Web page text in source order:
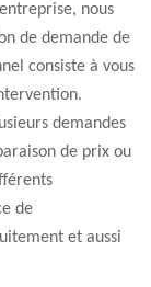
nous
de demande de
consiste à vous
demandes
de prix ou
de
et aussi